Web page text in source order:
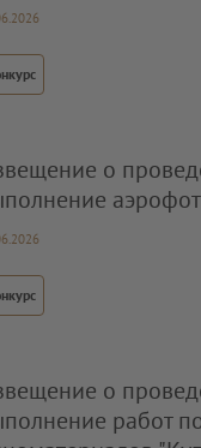
о
о
работ